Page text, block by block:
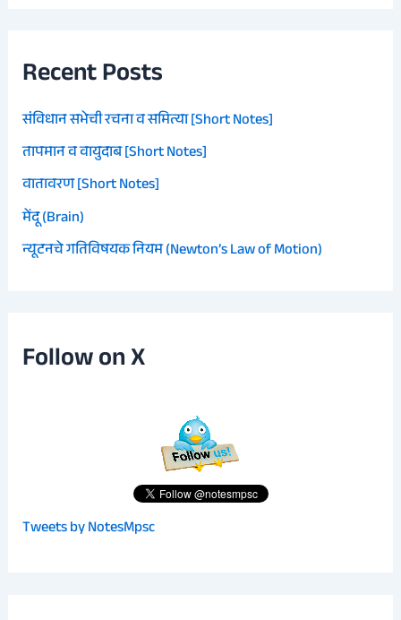
Recent Posts
संविधान सभेची रचना व समित्या [Short Notes]
तापमान व वायुदाब [Short Notes]
वातावरण [Short Notes]
मेंदू (Brain)
न्यूटनचे गतिविषयक नियम (Newton’s Law of Motion)
Follow on X
Tweets by NotesMpsc